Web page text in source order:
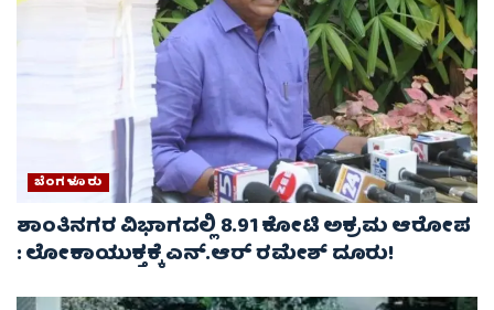
ಬೆಂಗಳೂರು
ಶಾಂತಿನಗರ ವಿಭಾಗದಲ್ಲಿ 8.91 ಕೋಟಿ ಅಕ್ರಮ ಆರೋಪ
: ಲೋಕಾಯುಕ್ತಕ್ಕೆ ಎನ್‌.ಆರ್‌ ರಮೇಶ್‌ ದೂರು!